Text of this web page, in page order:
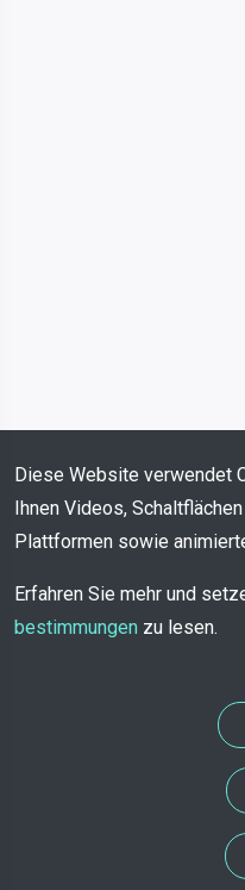
Diese Website verwendet
Ihnen Videos,
Plattformen sowie
Erfahren Sie mehr und
bestimmungen zu lesen.